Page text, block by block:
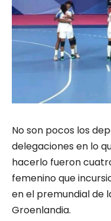
No son pocos los
delegaciones en lo
hacerlo fueron
femenino que
en el premundial de
Groenlandia.